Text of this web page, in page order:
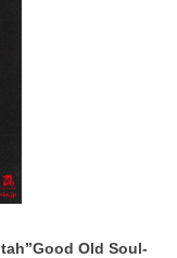
Old Soul-